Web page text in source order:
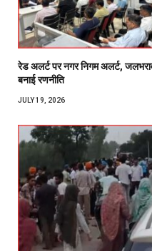
रेड अलर्ट पर नगर निगम अलर्ट,
बनाई रणनीति
JULY 19, 2026